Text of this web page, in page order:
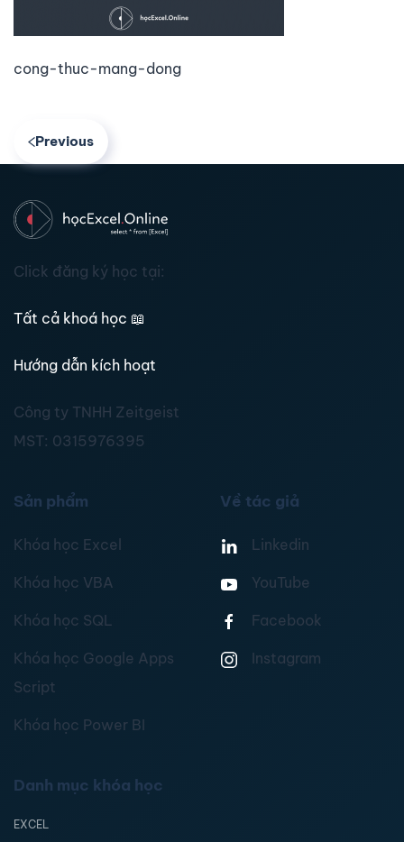
cong-thuc-mang-dong
Previous
Click đăng ký học tại:
Tất cả khoá học 📖
Hướng dẫn kích hoạt
Công ty TNHH Zeitgeist
MST: 0315976395
Sản phẩm
Khóa học Excel
Khóa học VBA
Khóa học SQL
Khóa học Google Apps
Script
Khóa học Power BI
Về tác giả
Linkedin
YouTube
Facebook
Instagram
Danh mục khóa học
EXCEL